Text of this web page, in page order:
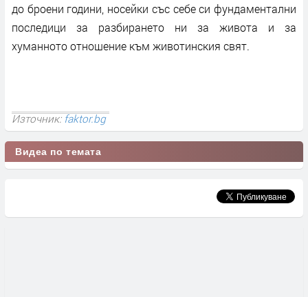
до броени години, носейки със себе си фундаментални
последици за разбирането ни за живота и за
хуманното отношение към животинския свят.
Източник:faktor.bg
Видеа по темата